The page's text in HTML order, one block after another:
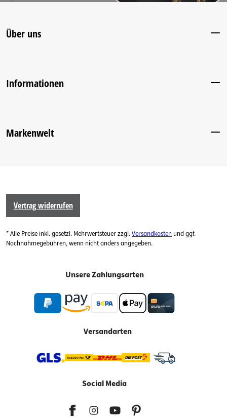
Über uns
Informationen
Markenwelt
Vertrag widerrufen
* Alle Preise inkl. gesetzl. Mehrwertsteuer zzgl.Versandkosten und ggf.
Nachnahmegebühren, wenn nicht anders angegeben.
Unsere Zahlungsarten
Versandarten
Social Media